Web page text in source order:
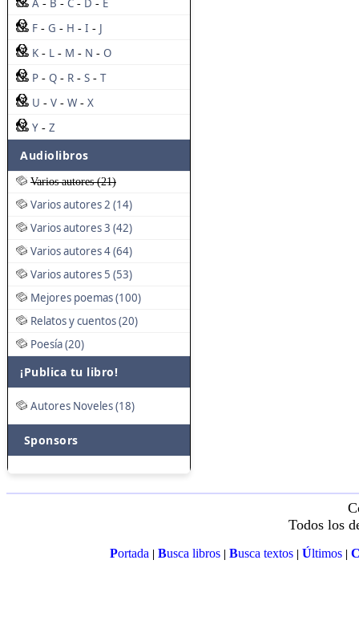
A - B - C - D - E
F - G - H - I - J
K - L - M - N - O
P - Q - R - S - T
U - V - W - X
Y - Z
Audiolibros
Varios autores (21)
Varios autores 2 (14)
Varios autores 3 (42)
Varios autores 4 (64)
Varios autores 5 (53)
Mejores poemas (100)
Relatos y cuentos (20)
Poesía (20)
¡Publica tu libro!
Autores Noveles (18)
Sponsors
Todos los
Portada| Busca libros| Busca textos| Últimos|